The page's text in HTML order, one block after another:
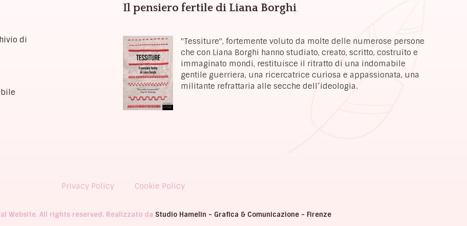
di
Il pensiero fertile di Liana Borghi
"Tessiture", fortemente voluto da molte delle numerose persone
che con Liana Borghi hanno studiato, creato, scritto, costruito e
immaginato mondi, restituisce il ritratto di una indomabile
gentile guerriera, una ricercatrice curiosa e appassionata, una
militante refrattaria alle secche dell’ideologia.
Privacy Policy Cookie Policy
Website. All rights reserved. Realizzato da Studio Hamelin - Grafica & Comunicazione - Firenze